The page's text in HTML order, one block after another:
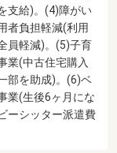
支給)。(4)障がい
者負担軽減(利用
員軽減)。(5)子育
業(中古住宅購入
部を助成)。(6)ベ
業(生後6ヶ月にな
ーシッター派遣費